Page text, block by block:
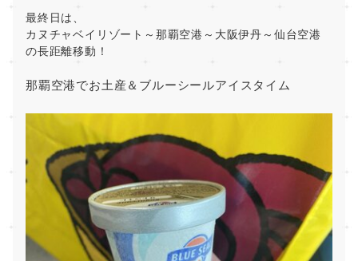
最終日は、
カヌチャベイリゾート～那覇空港～大阪伊丹～仙台空港
の長距離移動！
那覇空港でお土産＆ブルーシールアイスタイム